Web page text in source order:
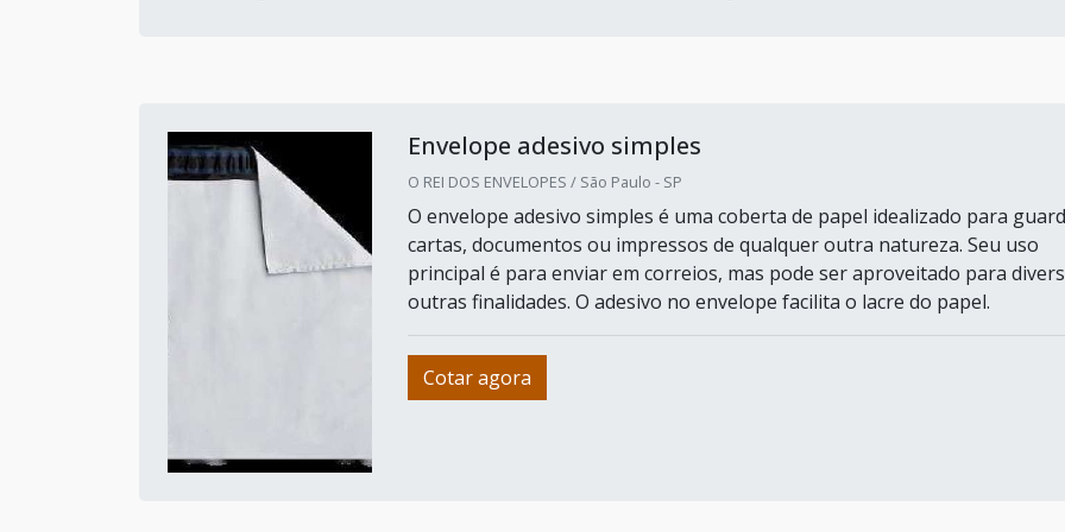
Envelope adesivo simples
O REI DOS ENVELOPES / São Paulo - SP
O envelope adesivo simples é uma coberta de papel idealizado para
cartas, documentos ou impressos de qualquer outra natureza. Seu uso
principal é para enviar em correios, mas pode ser aproveitado para
outras finalidades. O adesivo no envelope facilita o lacre do papel.
Cotar agora